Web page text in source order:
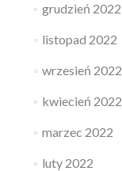
grudzień 2022
listopad 2022
wrzesień 2022
kwiecień 2022
marzec 2022
luty 2022